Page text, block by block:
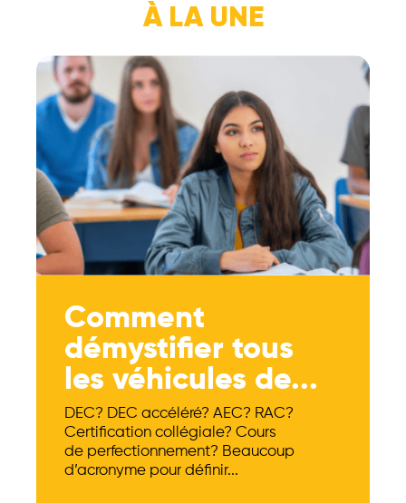
À LA UNE
Comment
démystifier tous
les véhicules de...
DEC? DEC accéléré? AEC? RAC?
Certification collégiale? Cours
de perfectionnement? Beaucoup
d’acronyme pour définir...